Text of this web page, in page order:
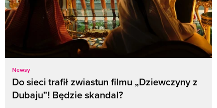
Newsy
Do sieci trafił zwiastun filmu „Dziewczyny z
Dubaju”! Będzie skandal?